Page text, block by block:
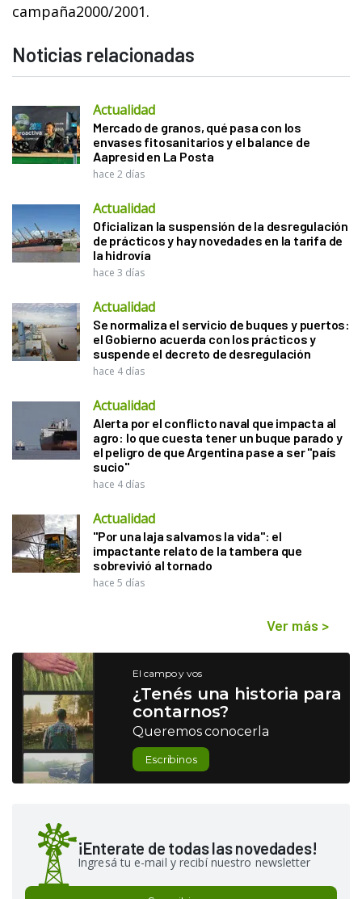
campaña2000/2001.
Noticias relacionadas
Actualidad
Mercado de granos, qué pasa con los
envases fitosanitarios y el balance de
Aapresid en La Posta
hace 2 días
Actualidad
Oficializan la suspensión de la desregulación
de prácticos y hay novedades en la tarifa de
la hidrovía
hace 3 días
Actualidad
Se normaliza el servicio de buques y puertos:
el Gobierno acuerda con los prácticos y
suspende el decreto de desregulación
hace 4 días
Actualidad
Alerta por el conflicto naval que impacta al
agro: lo que cuesta tener un buque parado y
el peligro de que Argentina pase a ser "país
sucio"
hace 4 días
Actualidad
"Por una laja salvamos la vida": el
impactante relato de la tambera que
sobrevivió al tornado
hace 5 días
Ver más >
El campo y vos
¿Tenés una historia para
contarnos?
Queremos conocerla
Escribinos
¡Enterate de todas las novedades!
Ingresá tu e-mail y recibí nuestro newsletter